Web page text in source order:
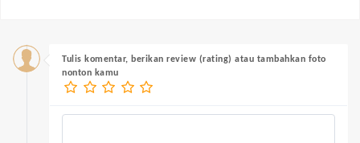
Tulis komentar, berikan review (rating) atau tambahkan foto
nonton kamu